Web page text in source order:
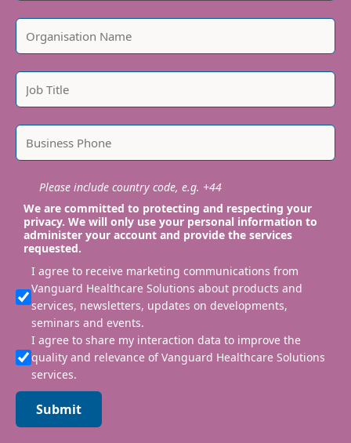
Please include country code, e.g. +44
We are committed to protecting and respecting your
privacy. We will only use your personal information to
administer your account and provide the services
requested.
I agree to receive marketing communications from
Vanguard Healthcare Solutions about products and
services, newsletters, updates on developments,
seminars and events.
I agree to share my interaction data to improve the
quality and relevance of Vanguard Healthcare Solutions
services.
Submit